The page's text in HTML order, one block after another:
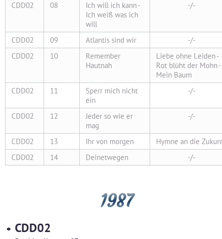
CDD02
08
Ich will ich kann -
Ich weiß was ich
will
-/-
CDD02 09 Atlantis sind wir
-/-
CDD02
10
Remember
Hautnah
Liebe ohne Leiden -
Rot blüht der Mohn -
Mein Baum
CDD02
11
Sperr mich nicht
ein
-/-
CDD02 12
Jeder so wie er
mag
-/-
CDD02 13 Ihr von morgen
Hymne an die
CDD02
14 Deinetwegen -/-
1987
CDD02